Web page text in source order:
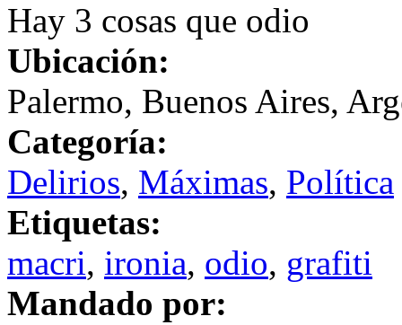
Hay 3 cosas que odio
Ubicación:
Palermo, Buenos Aires,
Categoría:
Delirios, Máximas, Política
Etiquetas:
macri, ironia, odio, grafiti
Mandado por: